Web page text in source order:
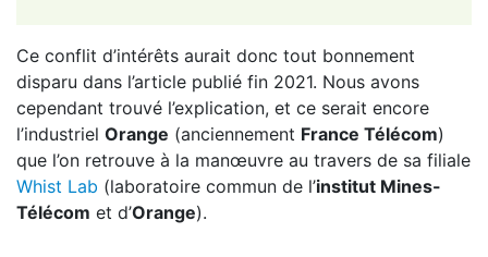
Ce conflit d’intérêts aurait donc tout bonnement
disparu dans l’article publié fin 2021. Nous avons
cependant trouvé l’explication, et ce serait encore
l’industriel Orange (anciennement France Télécom)
que l’on retrouve à la manœuvre au travers de sa filiale
Whist Lab (laboratoire commun de l’institut Mines-
Télécom et d’Orange).